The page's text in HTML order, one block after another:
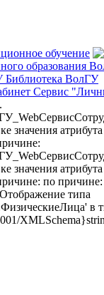
обучение
образования
Библиотека ВолГУ
Сервис
значения атрибута
значения атрибута
по
типа
в